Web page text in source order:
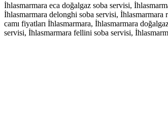
İhlasmarmara eca doğalgaz soba servisi,
İhlasmarmara delonghi soba servisi, İhlasmarmara
camı fiyatları İhlasmarmara, İhlasmarmara
servisi, İhlasmarmara fellini soba servisi,